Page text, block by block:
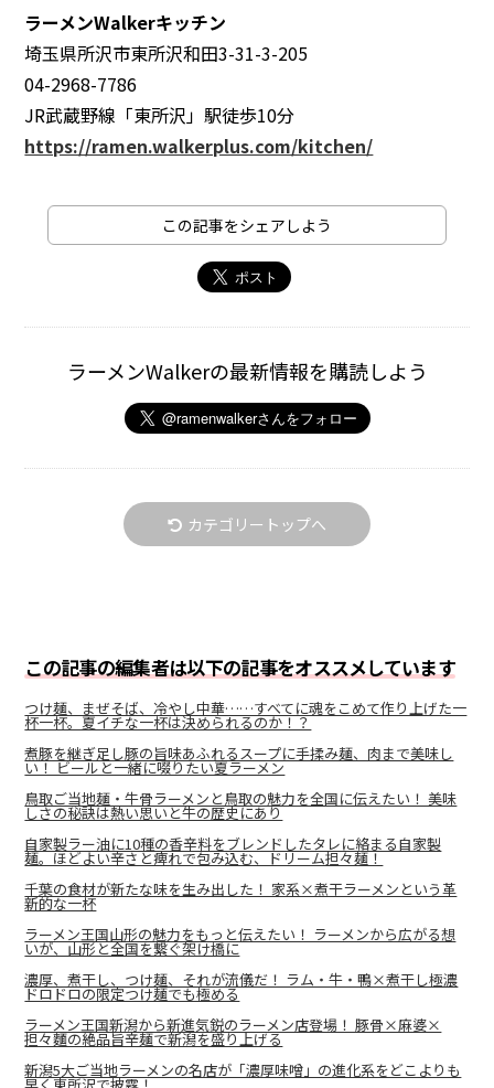
ラーメンWalkerキッチン
埼玉県所沢市東所沢和田3-31-3-205
04-2968-7786
JR武蔵野線「東所沢」駅徒歩10分
https://ramen.walkerplus.com/kitchen/
この記事をシェアしよう
ラーメンWalkerの最新情報を購読しよう
カテゴリートップへ
この記事の編集者は以下の記事をオススメしています
つけ麺、まぜそば、冷やし中華……すべてに魂をこめて作り上げた一
杯一杯。夏イチな一杯は決められるのか！？
煮豚を継ぎ足し豚の旨味あふれるスープに手揉み麺、肉まで美味し
い！ ビールと一緒に啜りたい夏ラーメン
鳥取ご当地麺・牛骨ラーメンと鳥取の魅力を全国に伝えたい！ 美味
しさの秘訣は熱い思いと牛の歴史にあり
自家製ラー油に10種の香辛料をブレンドしたタレに絡まる自家製
麺。ほどよい辛さと痺れで包み込む、ドリーム担々麺！
千葉の食材が新たな味を生み出した！ 家系×煮干ラーメンという革
新的な一杯
ラーメン王国山形の魅力をもっと伝えたい！ ラーメンから広がる想
いが、山形と全国を繋ぐ架け橋に
濃厚、煮干し、つけ麺、それが流儀だ！ ラム・牛・鴨×煮干し極濃
ドロドロの限定つけ麺でも極める
ラーメン王国新潟から新進気鋭のラーメン店登場！ 豚骨×麻婆×
担々麵の絶品旨辛麺で新潟を盛り上げる
新潟5大ご当地ラーメンの名店が「濃厚味噌」の進化系をどこよりも